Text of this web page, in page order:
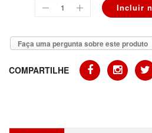
Faça uma pergunta sobre este produto
COMPARTILHE